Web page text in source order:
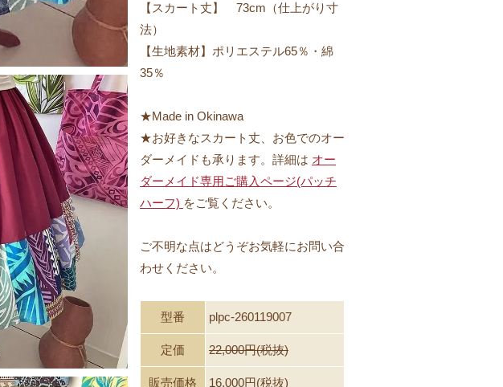
【スカート丈】 73cm（仕上がり寸
法）
【生地素材】ポリエステル65％・綿
35％
★Made in Okinawa
★お好きなスカート丈、お色でのオー
ダーメイドも承ります。詳細は オー
ダーメイド専用ご購入ページ(パッチ
ハーフ) をご覧ください。
ご不明な点はどうぞお気軽にお問い合
わせください。
型番 plpc-260119007
定価 22,000円(税抜)
販売価格 16,000円(税抜)